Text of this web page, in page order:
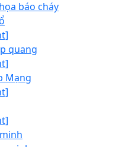
báo cháy
quang
Mạng